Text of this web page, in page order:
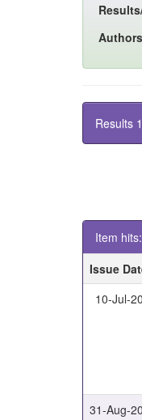
Results
Item hits:
Issue
10-Jul-
31-Aug-